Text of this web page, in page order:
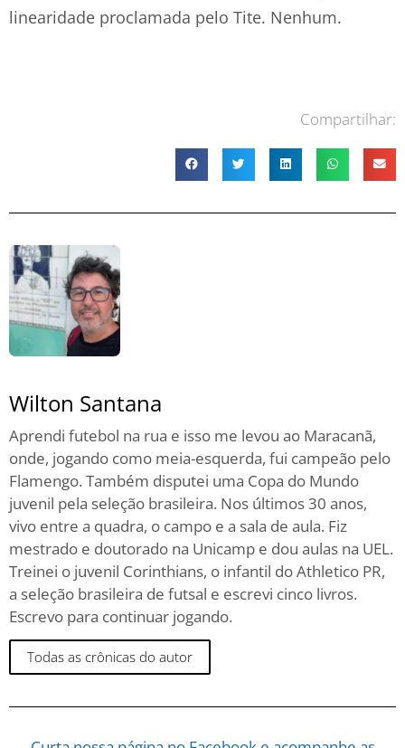
linearidade proclamada pelo Tite. Nenhum.
Compartilhar:
Wilton Santana
Aprendi futebol na rua e isso me levou ao Maracanã,
onde, jogando como meia-esquerda, fui campeão pelo
Flamengo. Também disputei uma Copa do Mundo
juvenil pela seleção brasileira. Nos últimos 30 anos,
vivo entre a quadra, o campo e a sala de aula. Fiz
mestrado e doutorado na Unicamp e dou aulas na UEL.
Treinei o juvenil Corinthians, o infantil do Athletico PR,
a seleção brasileira de futsal e escrevi cinco livros.
Escrevo para continuar jogando.
Todas as crônicas do autor